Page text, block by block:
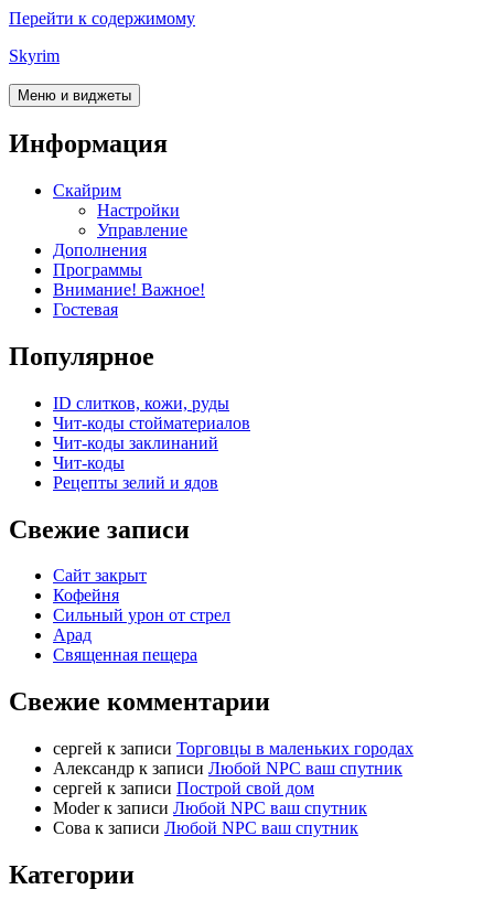
Перейти к содержимому
Skyrim
Меню и виджеты
Информация
Скайрим
Настройки
Управление
Дополнения
Программы
Внимание! Важное!
Гостевая
Популярное
ID слитков, кожи, руды
Чит-коды стойматериалов
Чит-коды заклинаний
Чит-коды
Рецепты зелий и ядов
Свежие записи
Сайт закрыт
Кофейня
Cильный урон от стрел
Арад
Священная пещера
Свежие комментарии
cергей к записи Торговцы в маленьких городах
Александр к записи Любой NPC ваш спутник
cергей к записи Построй свой дом
Moderк записи Любой NPC ваш спутник
Сова к записи Любой NPC ваш спутник
Категории